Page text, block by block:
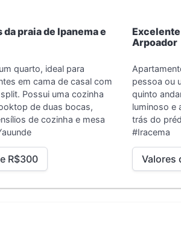
praia de Ipanema e
quarto, ideal para
em cama de casal com
Possui uma cozinha
de duas bocas,
de cozinha e mesa
R$300
Arpoador
pessoa ou
quinto
luminoso e
trás do
#Iracema
Valores